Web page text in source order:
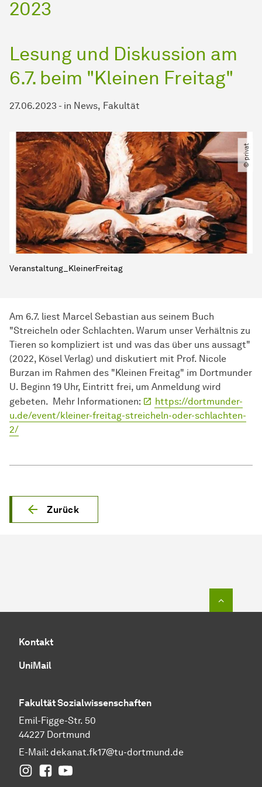
2023
Lesung und Diskussion am
6.7. beim "Kleinen Freitag"
27.06.2023 - in News Fakultät
© privat
Veranstaltung_KleinerFreitag
Am 6.7. liest Marcel Sebastian aus seinem Buch
"Streicheln oder Schlachten. Warum unser Verhältnis zu
Tieren so kompliziert ist und was das über uns aussagt"
(2022, Kösel Verlag) und diskutiert mit Prof. Nicole
Burzan im Rahmen des "Kleinen Freitag" im Dortmunder
U. Beginn 19 Uhr, Eintritt frei, um Anmeldung wird
gebeten. Mehr Informationen:
https://dortmunder-
u.de/event/kleiner-freitag-streicheln-oder-schlachten-
2/
Zurück
Kontakt
UniMail
FakultätSozial­wissen­schaften
Emil-Figge-Str. 50
44227 Dortmund
E-Mail: dekanat.fk17@tu-dortmund.de
InstagramFacebook
YouTube